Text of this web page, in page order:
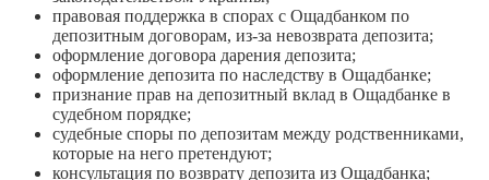
правовая поддержка в спорах с Ощадбанком по
депозитным договорам, из-за невозврата депозита;
оформление договора дарения депозита;
оформление депозита по наследству в Ощадбанке;
признание прав на депозитный вклад в Ощадбанке в
судебном порядке;
судебные споры по депозитам между родственниками,
которые на него претендуют;
консультация по возврату депозита из Ощадбанка;